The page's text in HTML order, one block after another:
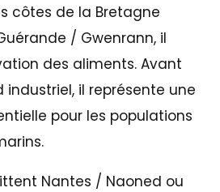
côtes de la Bretagne
/ Gwenrann, il
des aliments. Avant
industriel, il représente une
pour les populations
Nantes / Naoned ou